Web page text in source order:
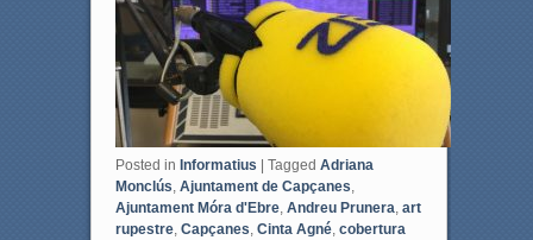
Posted in Informatius Tagged Adriana
Monclús, Ajuntament de Capçanes,
Ajuntament Móra d'Ebre, Andreu Prunera, art
rupestre, Capçanes, Cinta Agné, cobertura